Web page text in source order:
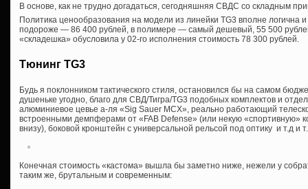
В основе, как не трудно догадаться, сегодняшняя СВДС со складным
Политика ценообразования на модели из линейки TG3 вполне логична
подороже — 86 400 рублей, в полимере — самый дешевый, 55 500
«складешка» обусловила у 02-го исполнения стоимость 78 300 рублей.
Тюнинг TG3
Будь я поклонником тактического стиля, остановился бы на самом
душеньке угодно, благо для СВД/Тигра/TG3 подобных комплектов и
алюминиевое цевье а-ля «Sig Sauer MCX», реально работающий
встроенными демпферами от «FAB Defense» (или некую «спортивную»
внизу), боковой кронштейн с универсальной рельсой под оптику и т.д и
Конечная стоимость «кастома» вышла бы заметно ниже, нежели у
таким же, брутальным и современным: